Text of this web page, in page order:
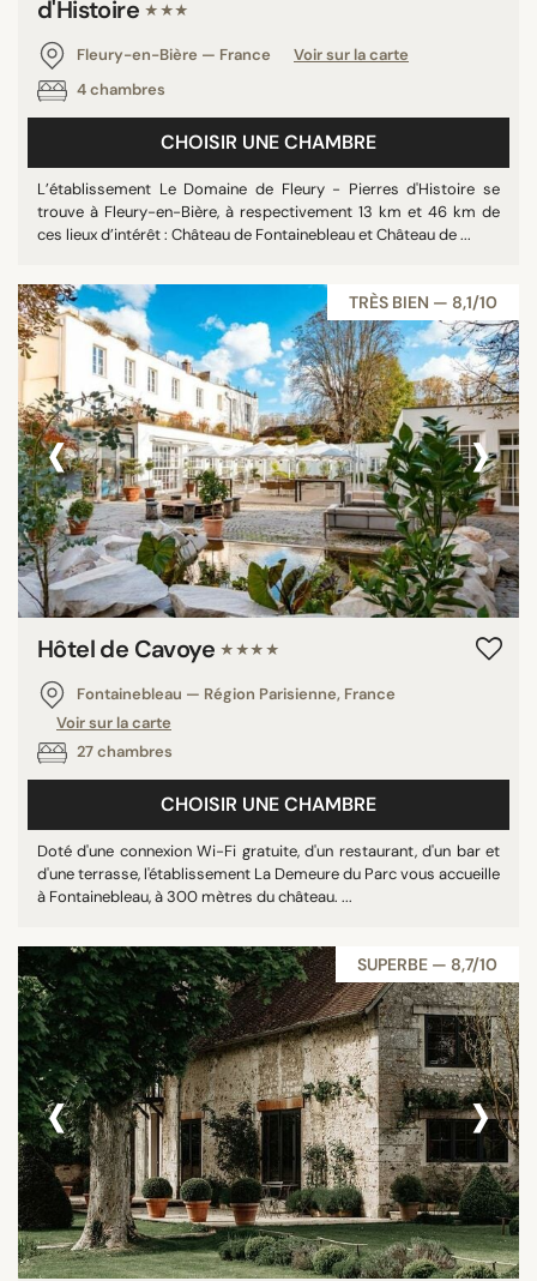
d'Histoire ★★★
Fleury-en-Bière — France
Voir sur la carte
4 chambres
CHOISIR UNE CHAMBRE
L’établissement Le Domaine de Fleury - Pierres d'Histoire se
trouve à Fleury-en-Bière, à respectivement 13 km et 46 km de
ces lieux d’intérêt : Château de Fontainebleau et Château de ...
TRÈS BIEN — 8,1/10
‹ ›
Hôtel de Cavoye ★★★★
Fontainebleau — Région Parisienne, France
Voir sur la carte
27 chambres
CHOISIR UNE CHAMBRE
Doté d'une connexion Wi-Fi gratuite, d'un restaurant, d'un bar et
d'une terrasse, l'établissement La Demeure du Parc vous accueille
à Fontainebleau, à 300 mètres du château. ...
SUPERBE — 8,7/10
‹ ›